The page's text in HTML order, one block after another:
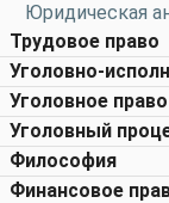
Юридическая
Трудовое право
Уголовно-
Уголовное право
Уголовный
Философия
Финансовое